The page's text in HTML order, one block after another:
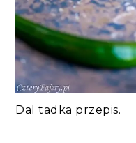
Dal tadka przepis.